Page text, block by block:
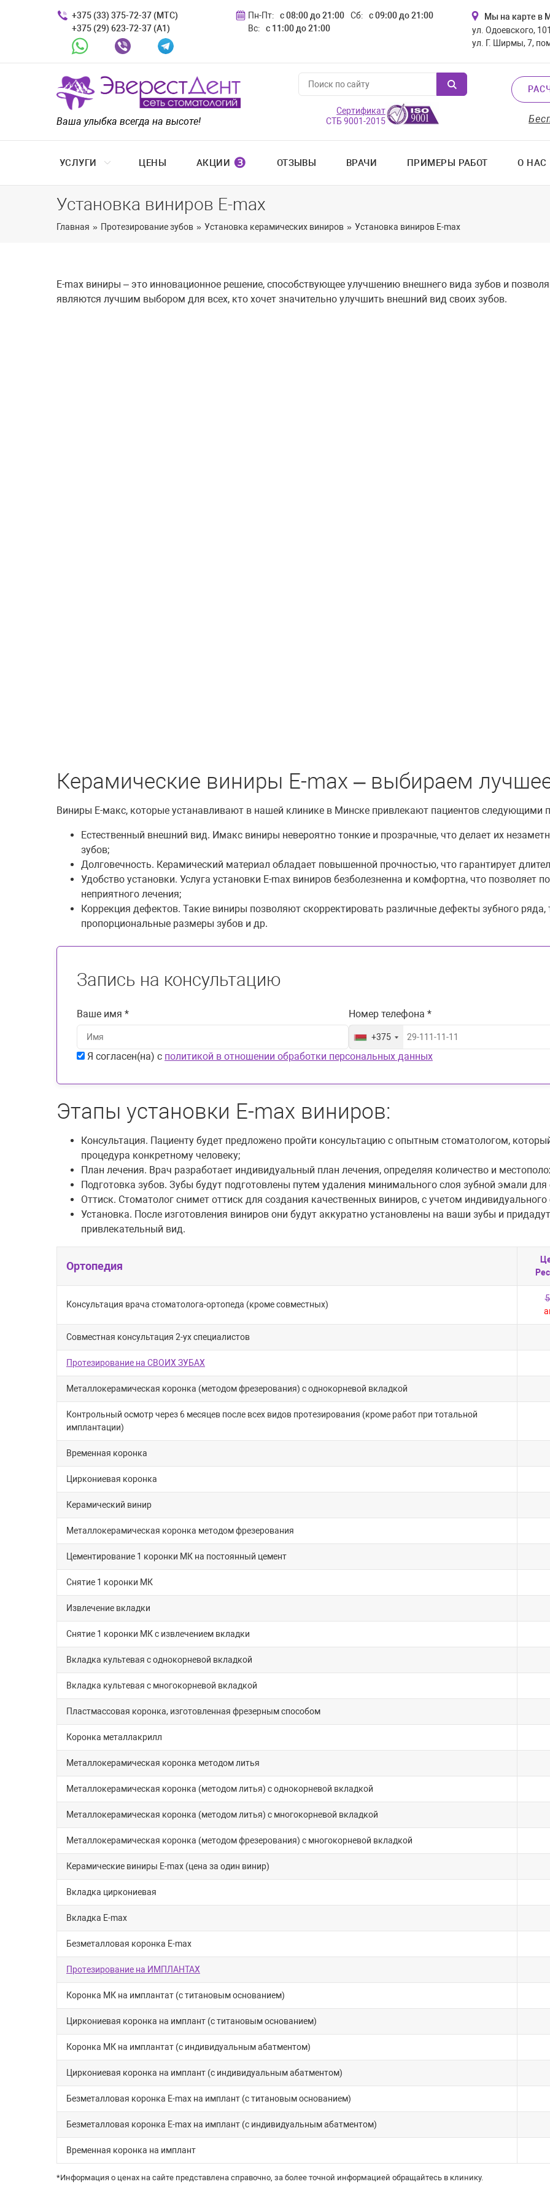
+375 (33) 375-72-37 (МТС)
+375 (29) 623-72-37 (A1)
Whatsapp Viber Telegram
Пн-Пт: с 08:00 до 21:00 Сб:
с 09:00 до 21:00
Вс:
с 11:00 до 21:00
Мы на карте в
ул. Одоевского,
ул. Г. Ширмы, 7,
Ваша улыбка всегда на высоте!
Сертификат
СТБ 9001-2015
УСЛУГИ ЦЕНЫ АКЦИИ ❸ ОТЗЫВЫ ВРАЧИ ПРИМЕРЫ РАБОТ О НАС
Установка виниров E-max
Главная » Протезирование зубов » Установка керамических виниров » Установка виниров E-max
E-max виниры – это инновационное решение, способствующее улучшению внешнего вида зубов и
являются лучшим выбором для всех, кто хочет значительно улучшить внешний вид своих зубов.
Керамические виниры E-max – выбираем
Виниры Е-макс, которые устанавливают в нашей клинике в Минске привлекают пациентов следующими
Естественный внешний вид. Имакс виниры невероятно тонкие и прозрачные, что делает их
зубов;
Долговечность. Керамический материал обладает повышенной прочностью, что гарантирует
Удобство установки. Услуга установки E-max виниров безболезненна и комфортна, что позволяет
неприятного лечения;
Коррекция дефектов. Такие виниры позволяют скорректировать различные дефекты зубного ряда,
пропорциональные размеры зубов и др.
Запись на консультацию
Ваше имя * Номер телефона *
+375
Я согласен(на) с политикой в отношении обработки персональных данных
Этапы установки E-max виниров:
Консультация. Пациенту будет предложено пройти консультацию с опытным стоматологом,
процедура конкретному человеку;
План лечения. Врач разработает индивидуальный план лечения, определяя количество и
Подготовка зубов. Зубы будут подготовлены путем удаления минимального слоя зубной эмали
Оттиск. Стоматолог снимет оттиск для создания качественных виниров, с учетом индивидуального
Установка. После изготовления виниров они будут аккуратно установлены на ваши зубы и
привлекательный вид.
Ортопедия
Консультация врача стоматолога-ортопеда (кроме совместных)
Совместная консультация 2-ух специалистов
Протезирование на СВОИХ ЗУБАХ
Металлокерамическая коронка (методом фрезерования) с однокорневой вкладкой
Контрольный осмотр через 6 месяцев после всех видов протезирования (кроме работ при тотальной
имплантации)
Временная коронка
Циркониевая коронка
Керамический винир
Металлокерамическая коронка методом фрезерования
Цементирование 1 коронки МК на постоянный цемент
Снятие 1 коронки МК
Извлечение вкладки
Снятие 1 коронки МК с извлечением вкладки
Вкладка культевая с однокорневой вкладкой
Вкладка культевая с многокорневой вкладкой
Пластмассовая коронка, изготовленная фрезерным способом
Коронка металлакрилл
Металлокерамическая коронка методом литья
Металлокерамическая коронка (методом литья) с однокорневой вкладкой
Металлокерамическая коронка (методом литья) с многокорневой вкладкой
Металлокерамическая коронка (методом фрезерования) с многокорневой вкладкой
Керамические виниры E-max (цена за один винир)
Вкладка циркониевая
Вкладка E-max
Безметалловая коронка E-max
Протезирование на ИМПЛАНТАХ
Коронка МК на имплантат (с титановым основанием)
Циркониевая коронка на имплант (с титановым основанием)
Коронка МК на имплантат (с индивидуальным абатментом)
Циркониевая коронка на имплант (с индивидуальным абатментом)
Безметалловая коронка E-max на имплант (с титановым основанием)
Безметалловая коронка E-max на имплант (с индивидуальным абатментом)
Временная коронка на имплант
*Информация о ценах на сайте представлена справочно, за более точной информацией обращайтесь в клинику.